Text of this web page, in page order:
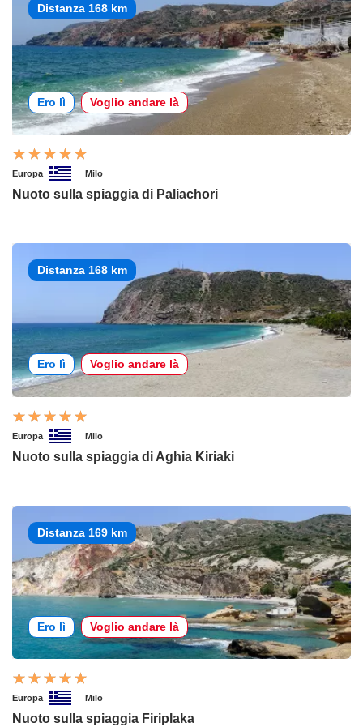
Distanza 168 km
Ero lì Voglio andare là
Europa Milo
Nuoto sulla spiaggia di Paliachori
Distanza 168 km
Ero lì Voglio andare là
Europa Milo
Nuoto sulla spiaggia di Aghia Kiriaki
Distanza 169 km
Ero lì Voglio andare là
Europa Milo
Nuoto sulla spiaggia Firiplaka